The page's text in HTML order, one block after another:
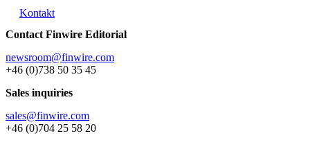
Kontakt
Contact Finwire Editorial
newsroom@finwire.com
+46 (0)738 50 35 45
Sales inquiries
sales@finwire.com
+46 (0)704 25 58 20